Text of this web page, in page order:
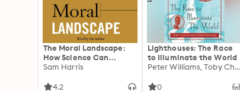
The Moral Landscape:
How Science Can
Determine Human
Sam Harris
4.2
Lighthouses: The Race
to Illuminate the World
Peter Williams, Toby Chance
0